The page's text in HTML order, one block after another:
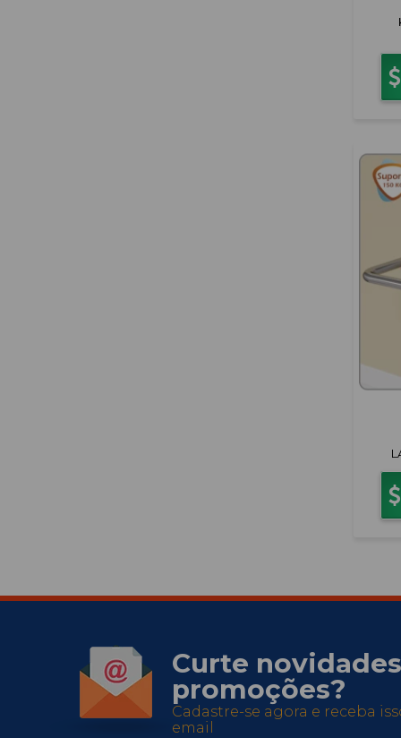
Curte
promoções?
Cadastre-se agora e receba
email